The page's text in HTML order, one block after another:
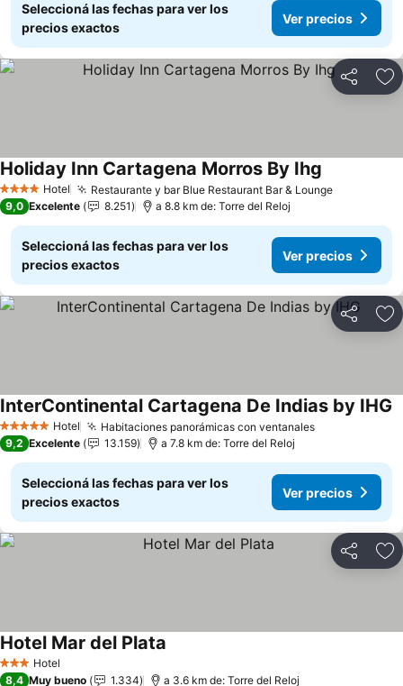
Seleccioná las fechas para ver los
precios exactos
Ver precios
Compartir
4 EstrellasHotel Restaurante y bar Blue Restaurant Bar & LoungeVer
Holiday Inn Cartagena Morros By Ihg
9,0 Excelente 8.251 a 8.8 km de: Torre del Reloj
Seleccioná las fechas para ver los
precios exactos
Ver precios
Compartir
5 Estrellas Hotel Habitaciones panorámicas con ventanalesVer precios
InterContinental Cartagena De Indias by IHG
9,2 Excelente 13.159 a 7.8 km de: Torre del Reloj
Seleccioná las fechas para ver los
precios exactos
Ver precios
Compartir
3 Estrellas
Hotel
Hotel Mar del Plata
8,4 Muy bueno 1.334 a 3.6 km de: Torre del Reloj